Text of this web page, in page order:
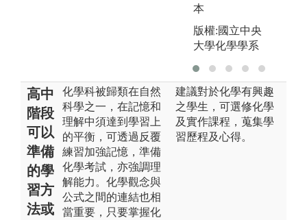
本
版權:國立中央
大學化學學系
高中
階段
可以
準備
的學
習方
法或
化學科被歸類在自然
科學之一，在記憶和
理解中須達到學習上
的平衡，可透過反覆
練習加強記憶，準備
化學考試，亦強調理
解能力。化學觀念與
公式之間的連結也相
當重要，只要掌握化
建議對於化學有興趣
之學生，可選修化學
及實作課程，蒐集學
習歷程及心得。